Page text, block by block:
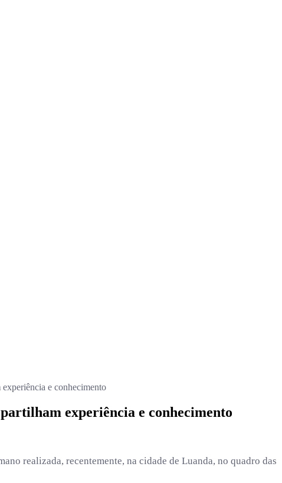
e conhecimento
experiência e conhecimento
realizada, recentemente, na cidade de Luanda, no quadro das